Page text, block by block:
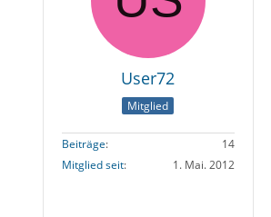
User72
Mitglied
Beiträge
14
Mitglied seit
1. Mai. 2012